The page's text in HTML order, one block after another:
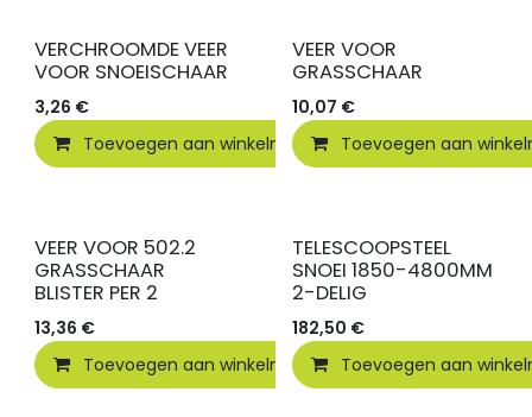
VERCHROOMDE VEER
VOOR SNOEISCHAAR
3,26 €
Toevoegen aan winkelmandje
VEER VOOR
GRASSCHAAR
10,07 €
Toevoegen aan
VEER VOOR 502.2
GRASSCHAAR
BLISTER PER 2
13,36 €
Toevoegen aan winkelmandje
TELESCOOPSTEEL
SNOEI 1850-4800MM
2-DELIG
182,50 €
Toevoegen aan